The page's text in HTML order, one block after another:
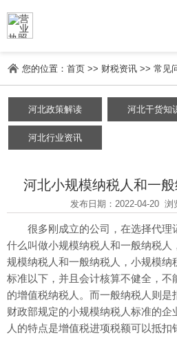
您的位置：首页 >> 财税资讯 >>常见
河北政策解读 河北干货知
河北行业资讯
河北小规模纳税人和一
发布日期：2022-04-20 浏
很多刚成立的公司，在选择代理
什么叫做小规模纳税人和一般纳税人
规模纳税人和一般纳税人，小规模纳
标准以下，并且会计核算不健全，不
的增值税纳税人。而一般纳税人则是
财政部规定的小规模纳税人标准的
人的特点是增值税进项税额可以抵扣